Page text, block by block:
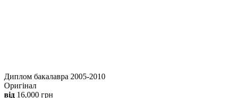
Диплом бакалавра 2005-2010
Оригінал
від 16,000 грн